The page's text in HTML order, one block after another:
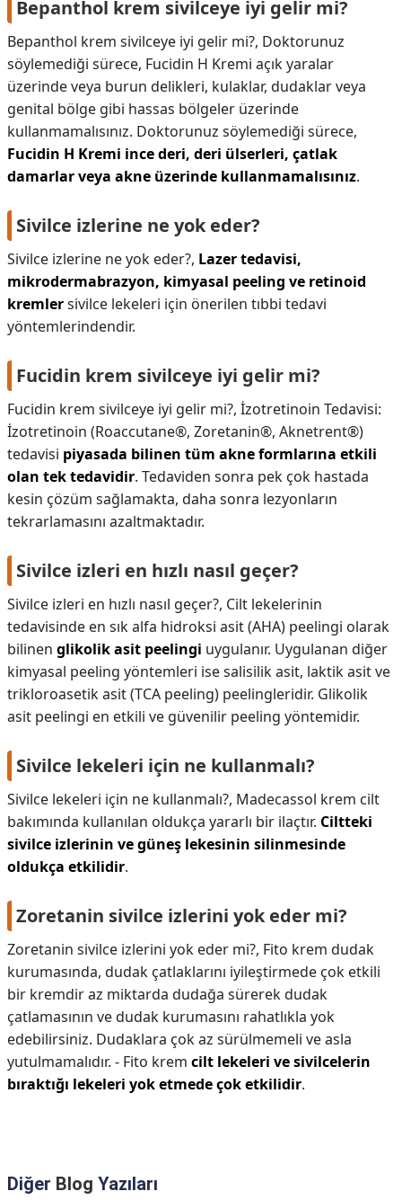
Bepanthol krem sivilceye iyi gelir mi?
Bepanthol krem sivilceye iyi gelir mi?, Doktorunuz
söylemediği sürece, Fucidin H Kremi açık yaralar
üzerinde veya burun delikleri, kulaklar, dudaklar veya
genital bölge gibi hassas bölgeler üzerinde
kullanmamalısınız. Doktorunuz söylemediği sürece,
Fucidin H Kremi ince deri, deri ülserleri, çatlak
damarlar veya akne üzerinde kullanmamalısınız.
Sivilce izlerine ne yok eder?
Sivilce izlerine ne yok eder?, Lazer tedavisi,
mikrodermabrazyon, kimyasal peeling ve retinoid
kremlersivilce lekeleri için önerilen tıbbi tedavi
yöntemlerindendir.
Fucidin krem sivilceye iyi gelir mi?
Fucidin krem sivilceye iyi gelir mi?, İzotretinoin Tedavisi:
İzotretinoin (Roaccutane®, Zoretanin®, Aknetrent®)
tedavisi piyasada bilinen tüm akne formlarına etkili
olan tek tedavidir. Tedaviden sonra pek çok hastada
kesin çözüm sağlamakta, daha sonra lezyonların
tekrarlamasını azaltmaktadır.
Sivilce izleri en hızlı nasıl geçer?
Sivilce izleri en hızlı nasıl geçer?, Cilt lekelerinin
tedavisinde en sık alfa hidroksi asit (AHA) peelingi olarak
bilinen glikolik asit peelingi uygulanır. Uygulanan diğer
kimyasal peeling yöntemleri ise salisilik asit, laktik asit ve
trikloroasetik asit (TCA peeling) peelingleridir. Glikolik
asit peelingi en etkili ve güvenilir peeling yöntemidir.
Sivilce lekeleri için ne kullanmalı?
Sivilce lekeleri için ne kullanmalı?, Madecassol krem cilt
bakımında kullanılan oldukça yararlı bir ilaçtır. Ciltteki
sivilce izlerinin ve güneş lekesinin silinmesinde
oldukça etkilidir.
Zoretanin sivilce izlerini yok eder mi?
Zoretanin sivilce izlerini yok eder mi?, Fito krem dudak
kurumasında, dudak çatlaklarını iyileştirmede çok etkili
bir kremdir az miktarda dudağa sürerek dudak
çatlamasının ve dudak kurumasını rahatlıkla yok
edebilirsiniz. Dudaklara çok az sürülmemeli ve asla
yutulmamalıdır. - Fito krem cilt lekeleri ve sivilcelerin
bıraktığı lekeleri yok etmede çok etkilidir.
Diğer Blog Yazıları